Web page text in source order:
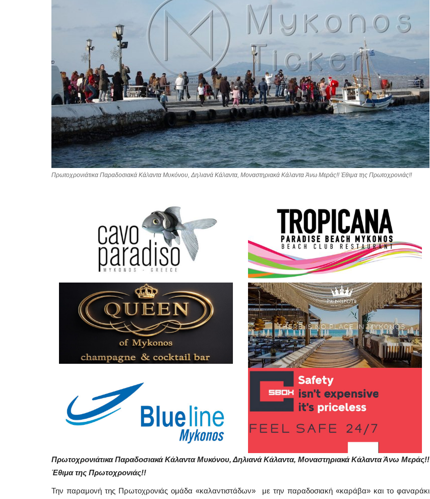
Πρωτοχρονιάτικα Παραδοσιακά Κάλαντα Μυκόνου, Δηλιανά Κάλαντα, Μοναστηριακά Κάλαντα Άνω Μεράς!! Έθιμα της Πρωτοχρονιάς!!
Πρωτοχρονιάτικα Παραδοσιακά Κάλαντα Μυκόνου, Δηλιανά Κάλαντα, Μοναστηριακά Κάλαντα Άνω Μεράς!!
Έθιμα της Πρωτοχρονιάς!!
Την παραμονή της Πρωτοχρονιάς ομάδα «καλαντιστάδων» με την παραδοσιακή «καράβα» και το φαναράκι